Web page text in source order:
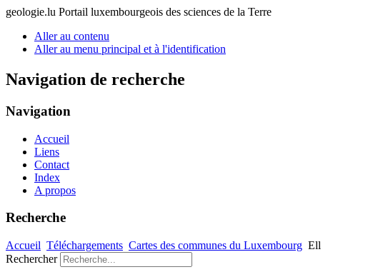
geologie.lu Portail luxembourgeois des sciences de la Terre
Aller au contenu
Aller au menu principal et à l'identification
Navigation de recherche
Navigation
Accueil
Liens
Contact
Index
A propos
Recherche
Accueil Téléchargements Cartes des communes du Luxembourg Ell
Rechercher